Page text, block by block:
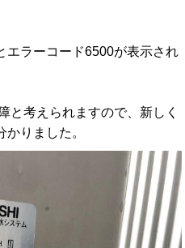
エラーコード6500が表示され
と考えられますので、新しく
りました。